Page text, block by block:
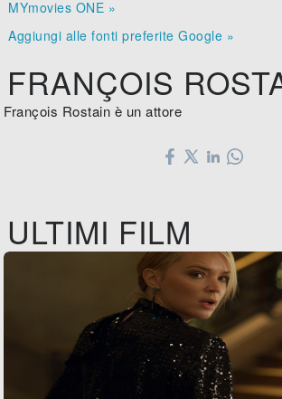
MYmovies ONE »
Aggiungi alle fonti preferite Google »
FRANÇOIS
François Rostain è un attore
ULTIMI FILM